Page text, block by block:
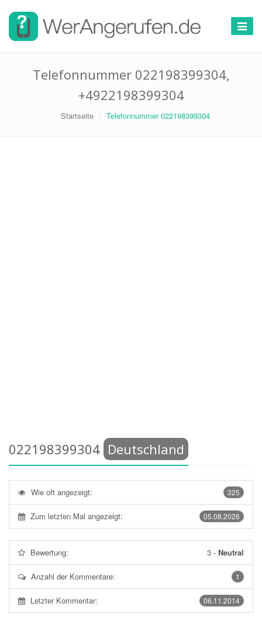
Toggle
Telefonnummer 022198399304,
+4922198399304
Startseite Telefonnummer 022198399304
022198399304 Deutschland
325
Wie oft angezeigt:
05.08.2026
Zum letzten Mal angezeigt:
Bewertung: 3 - Neutral
1
Anzahl der Kommentare:
06.11.2014
Letzter Kommentar: